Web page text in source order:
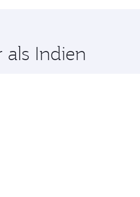
als Indien